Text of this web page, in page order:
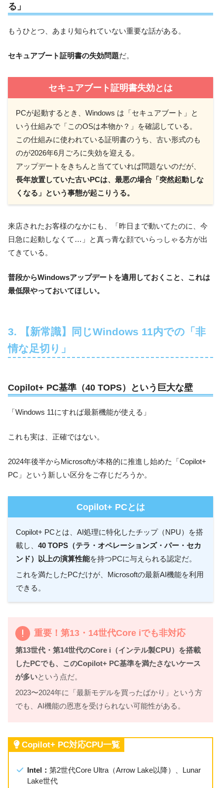
る」
もうひとつ、あまり知られていない重要な話がある。
セキュアブート証明書の失効問題だ。
セキュアブート証明書失効とは
PCが起動するとき、Windows は「セキュアブート」と
いう仕組みで「このOSは本物か？」を確認している。
この仕組みに使われている証明書のうち、古い形式のも
のが2026年6月ごろに失効を迎える。
アップデートをきちんと当てていれば問題ないのだが、
長年放置していた古いPCは、最悪の場合「突然起動しな
くなる」という事態が起こりうる。
来店されたお客様のなかにも、「昨日まで動いてたのに、今
日急に起動しなくて…」と真っ青な顔でいらっしゃる方が出
てきている。
普段からWindowsアップデートを適用しておくこと、これは
最低限やっておいてほしい。
3. 【新常識】同じWindows 11内での「非
情な足切り」
Copilot+ PC基準（40 TOPS）という巨大な壁
「Windows 11にすれば最新機能が使える」
これも実は、正確ではない。
2024年後半からMicrosoftが本格的に推進し始めた「Copilot+
PC」という新しい区分をご存じだろうか。
Copilot+ PCとは
Copilot+ PCとは、AI処理に特化したチップ（NPU）を搭
載し、 40 TOPS（テラ・オペレーションズ・パー・セカ
ンド）以上の演算性能を持つPCに与えられる認定だ。
これを満たしたPCだけが、Microsoftの最新AI機能を利用
できる。
重要！第13・14世代Core iでも非対応
第13世代・第14世代のCore i（インテル製CPU）を搭載
したPCでも、このCopilot+ PC基準を満たさないケース
が多いという点だ。
2023〜2024年に「最新モデルを買ったばかり」という方
でも、AI機能の恩恵を受けられない可能性がある。
Copilot+ PC対応CPU一覧
Intel：第2世代Core Ultra（Arrow Lake以降）、Lunar
Lake世代